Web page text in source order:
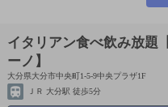
イタリアン食べ飲み放題
ーノ】
大分県大分市中央町1-5-9中央プラザ1F
ＪＲ 大分駅 徒歩5分